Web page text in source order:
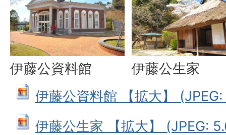
伊藤公資料館
伊藤公生家
伊藤公資料館 【拡大】
伊藤公生家 【拡大】 (JPEG: